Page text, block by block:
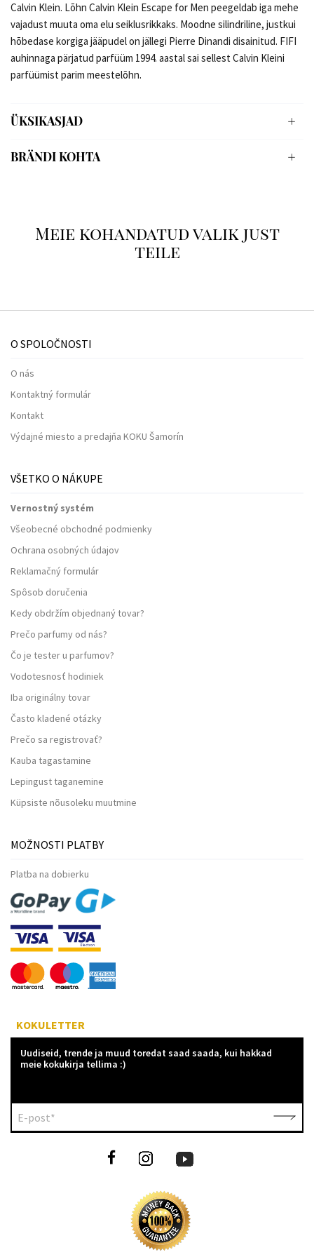
Calvin Klein. Lõhn Calvin Klein Escape for Men peegeldab iga mehe
vajadust muuta oma elu seiklusrikkaks. Moodne silindriline, justkui
hõbedase korgiga jääpudel on jällegi Pierre Dinandi disainitud. FIFI
auhinnaga pärjatud parfüüm 1994. aastal sai sellest Calvin Kleini
parfüümist parim meestelõhn.
ÜKSIKASJAD
BRÄNDI KOHTA
Meie kohandatud valik just
teile
O SPOLOČNOSTI
O nás
Kontaktný formulár
Kontakt
Výdajné miesto a predajňa KOKU Šamorín
VŠETKO O NÁKUPE
Vernostný systém
Všeobecné obchodné podmienky
Ochrana osobných údajov
Reklamačný formulár
Spôsob doručenia
Kedy obdržím objednaný tovar?
Prečo parfumy od nás?
Čo je tester u parfumov?
Vodotesnosť hodiniek
Iba originálny tovar
Často kladené otázky
Prečo sa registrovať?
Kauba tagastamine
Lepingust taganemine
Küpsiste nõusoleku muutmine
MOŽNOSTI PLATBY
Platba na dobierku
KOKULETTER
Uudiseid, trende ja muud toredat saad saada, kui hakkad
meie kokukirja tellima :)
E-post*